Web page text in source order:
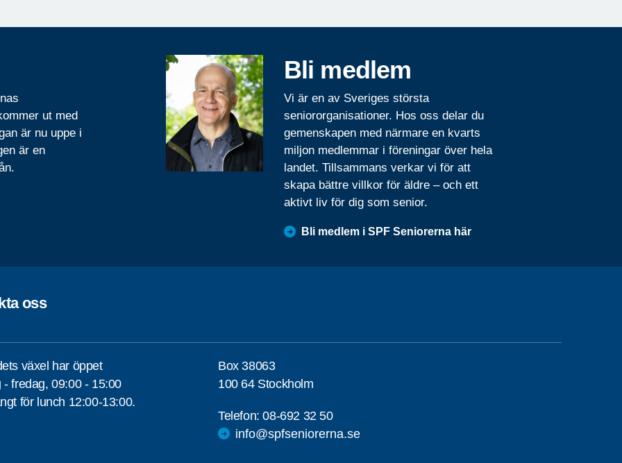
ut med
är nu uppe i
är en
Bli medlem
Vi är en av Sveriges största
seniororganisationer. Hos oss delar du
gemenskapen med närmare en kvarts
miljon medlemmar i föreningar över hela
landet. Tillsammans verkar vi för att
skapa bättre villkor för äldre – och ett
aktivt liv för dig som senior.
Bli medlem i SPF Seniorerna här
oss
växel har öppet
- fredag, 09:00 - 15:00
för lunch 12:00-13:00.
Box 38063
100 64 Stockholm
Telefon:08-692 32 50
info@spfseniorerna.se